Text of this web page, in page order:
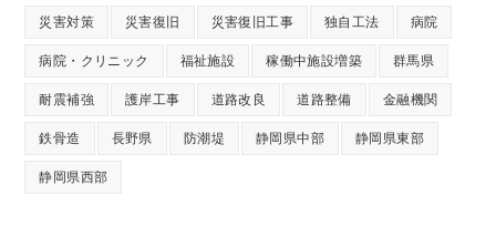
災害対策 災害復旧 災害復旧工事 独自工法 病院
病院・クリニック 福祉施設 稼働中施設増築 群馬県
耐震補強 護岸工事 道路改良 道路整備 金融機関
鉄骨造 長野県 防潮堤 静岡県中部 静岡県東部
静岡県西部